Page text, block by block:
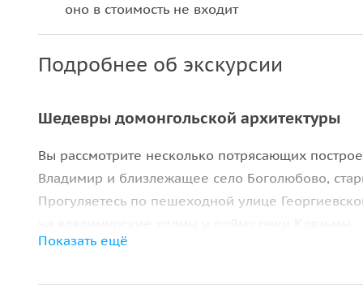
оно в стоимость не входит
Подробнее об экскурсии
Шедевры домонгольской архитектуры
Вы рассмотрите несколько потрясающих
Владимир и близлежащее село Боголюбово,
Прогуляетесь по пешеходной улице
Маршрут включает в себя
Показать ещё